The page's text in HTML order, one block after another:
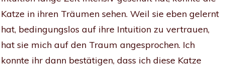
Katze in ihren Träumen sehen. Weil sie eben gelernt
hat, bedingungslos auf ihre Intuition zu vertrauen,
hat sie mich auf den Traum angesprochen. Ich
konnte ihr dann bestätigen, dass ich diese Katze